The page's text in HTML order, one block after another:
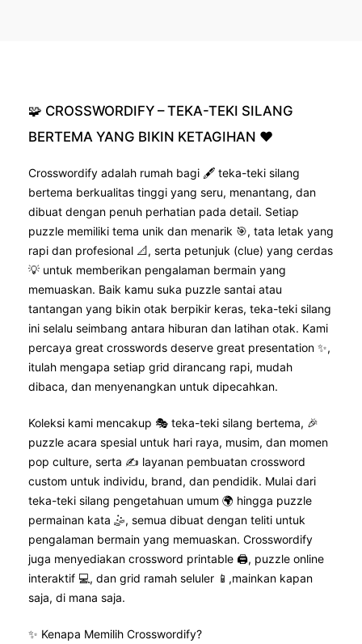
🧩 CROSSWORDIFY – TEKA-TEKI SILANG
BERTEMA YANG BIKIN KETAGIHAN ❤️
Crosswordify adalah rumah bagi 🖋️ teka-teki silang
bertema berkualitas tinggi yang seru, menantang, dan
dibuat dengan penuh perhatian pada detail. Setiap
puzzle memiliki tema unik dan menarik 🎯, tata letak yang
rapi dan profesional 📐, serta petunjuk (clue) yang cerdas
💡 untuk memberikan pengalaman bermain yang
memuaskan. Baik kamu suka puzzle santai atau
tantangan yang bikin otak berpikir keras, teka-teki silang
ini selalu seimbang antara hiburan dan latihan otak. Kami
percaya great crosswords deserve great presentation ✨,
itulah mengapa setiap grid dirancang rapi, mudah
dibaca, dan menyenangkan untuk dipecahkan.
Koleksi kami mencakup 🎭 teka-teki silang bertema, 🎉
puzzle acara spesial untuk hari raya, musim, dan momen
pop culture, serta ✍️ layanan pembuatan crossword
custom untuk individu, brand, dan pendidik. Mulai dari
teka-teki silang pengetahuan umum 🌍 hingga puzzle
permainan kata 🤹, semua dibuat dengan teliti untuk
pengalaman bermain yang memuaskan. Crosswordify
juga menyediakan crossword printable 🖨️, puzzle online
interaktif 💻, dan grid ramah seluler 📱,mainkan kapan
saja, di mana saja.
✨ Kenapa Memilih Crosswordify?